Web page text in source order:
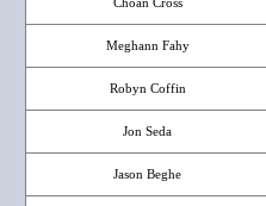
Meghann Fahy
Robyn Coffin
Jon Seda
Jason Beghe